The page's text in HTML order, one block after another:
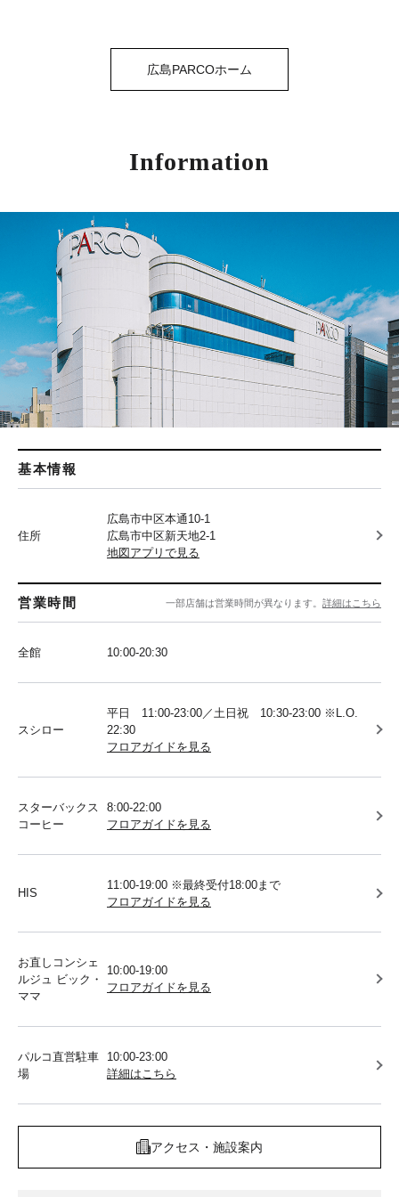
広島PARCOホーム
Information
基本情報
住所
広島市中区本通10-1
広島市中区新天地2-1
地図アプリで見る
営業時間 一部店舗は営業時間が異なります。 詳細はこちら
全館 10:00-20:30
スシロー
平日 11:00-23:00／土日祝 10:30-23:00 ※L.O.
22:30
フロアガイドを見る
スターバックス
コーヒー
8:00-22:00
フロアガイドを見る
HIS
11:00-19:00 ※最終受付18:00まで
フロアガイドを見る
お直しコンシェ
ルジュ ビック・
ママ
10:00-19:00
フロアガイドを見る
パルコ直営駐車
場
10:00-23:00
詳細はこちら
アクセス・施設案内